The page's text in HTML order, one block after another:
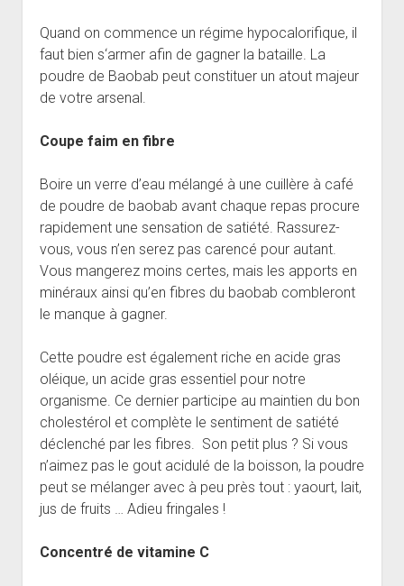
Quand on commence un régime hypocalorifique, il
faut bien s‘armer afin de gagner la bataille. La
poudre de Baobab peut constituer un atout majeur
de votre arsenal.
Coupe faim en fibre
Boire un verre d’eau mélangé à une cuillère à café
de poudre de baobab avant chaque repas procure
rapidement une sensation de satiété. Rassurez-
vous, vous n’en serez pas carencé pour autant.
Vous mangerez moins certes, mais les apports en
minéraux ainsi qu’en fibres du baobab combleront
le manque à gagner.
Cette poudre est également riche en acide gras
oléique, un acide gras essentiel pour notre
organisme. Ce dernier participe au maintien du bon
cholestérol et complète le sentiment de satiété
déclenché par les fibres. Son petit plus ? Si vous
n’aimez pas le gout acidulé de la boisson, la poudre
peut se mélanger avec à peu près tout : yaourt, lait,
jus de fruits … Adieu fringales !
Concentré de vitamine C